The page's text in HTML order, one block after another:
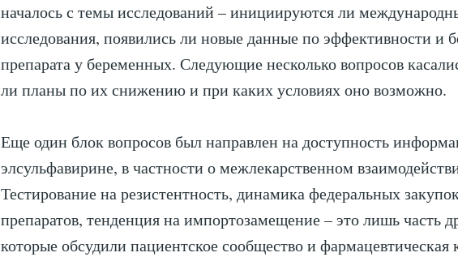
началось с темы исследований – инициируются ли
исследования, появились ли новые данные по эффективности и
препарата у беременных. Следующие несколько вопросов
ли планы по их снижению и при каких условиях оно возможно.
Еще один блок вопросов был направлен на доступность
элсульфавирине, в частности о межлекарственном
Тестирование на резистентность, динамика федеральных
препаратов, тенденция на импортозамещение – это лишь часть
которые обсудили пациентское сообщество и фармацевтическая